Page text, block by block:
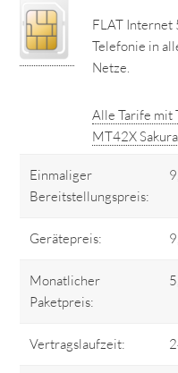
FLAT Internet
Telefonie in
Netze.
Alle Tarife mit
MT42X
Einmaliger
Bereitstellungspreis:
Gerätepreis:
Monatlicher
Paketpreis:
Vertragslaufzeit: